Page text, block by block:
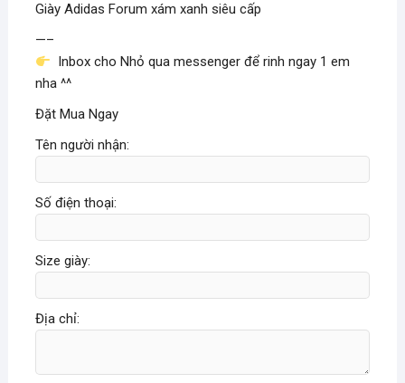
Giày Adidas Forum xám xanh siêu cấp
—–
Inbox cho Nhỏ qua messenger để rinh ngay 1 em
nha ^^
Đặt Mua Ngay
Tên người nhận:
Số điện thoại:
Size giày:
Địa chỉ: